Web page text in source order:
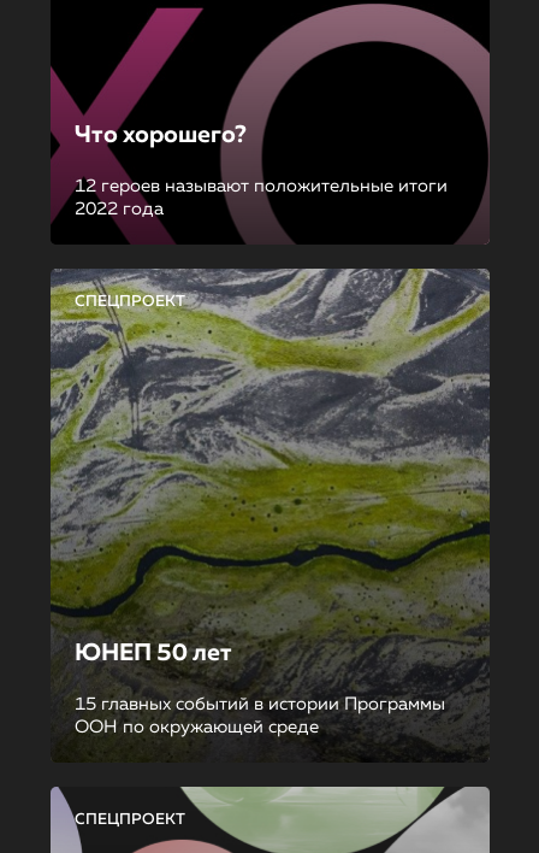
Что хорошего?
12 героев называют положительные итоги
2022 года
СПЕЦПРОЕКТ
ЮНЕП 50 лет
15 главных событий в истории Программы
ООН по окружающей среде
СПЕЦПРОЕКТ